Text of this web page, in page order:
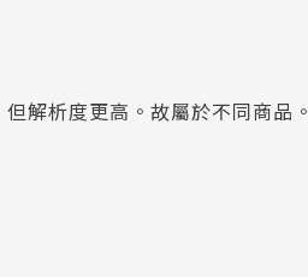
解析度更高。故屬於不同商品。